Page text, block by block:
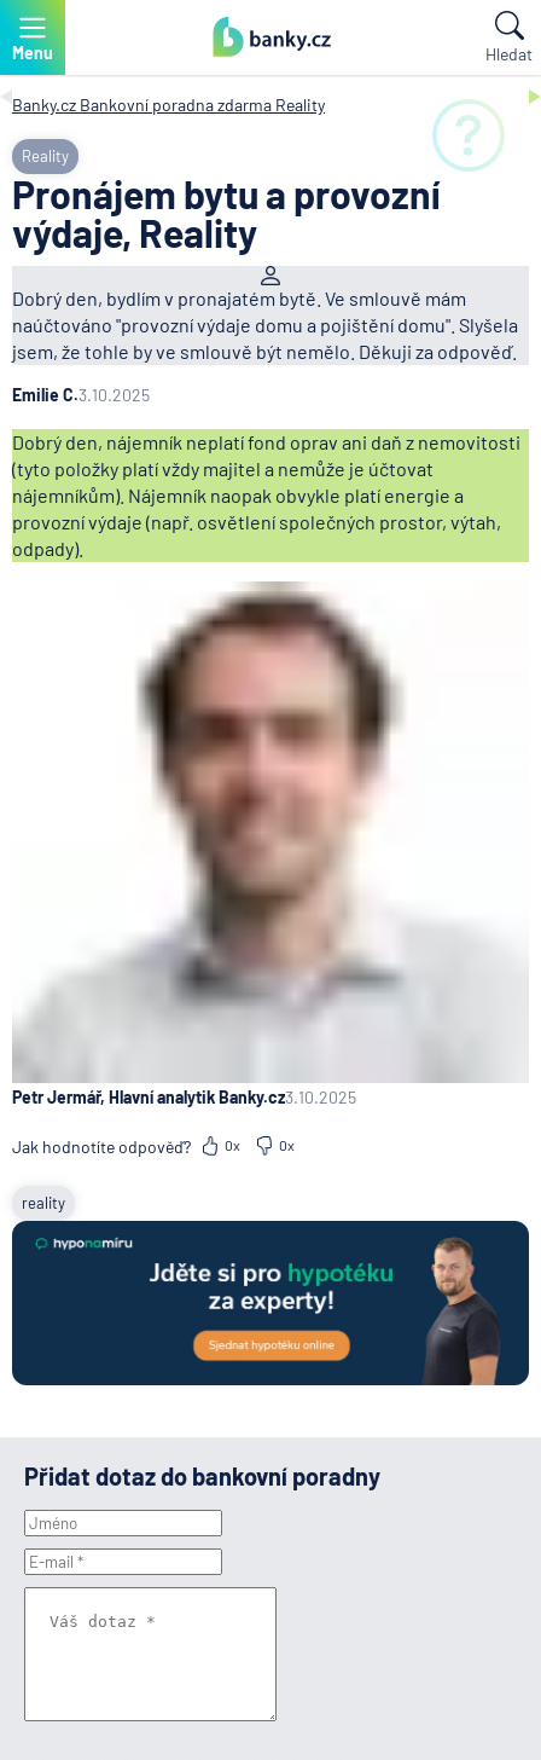
Menu Hledat
Banky.cz Bankovní poradna zdarma Reality
Reality
Pronájem bytu a provozní
výdaje, Reality
Dobrý den, bydlím v pronajatém bytě. Ve smlouvě mám
naúčtováno "provozní výdaje domu a pojištění domu". Slyšela
jsem, že tohle by ve smlouvě být nemělo. Děkuji za odpověď.
Emilie C.3.10.2025
Dobrý den, nájemník neplatí fond oprav ani daň z nemovitosti
(tyto položky platí vždy majitel a nemůže je účtovat
nájemníkům). Nájemník naopak obvykle platí energie a
provozní výdaje (např. osvětlení společných prostor, výtah,
odpady).
Petr Jermář, Hlavní analytik Banky.cz3.10.2025
Jak hodnotíte odpověď? 0x 0x
reality
Přidat dotaz do bankovní poradny